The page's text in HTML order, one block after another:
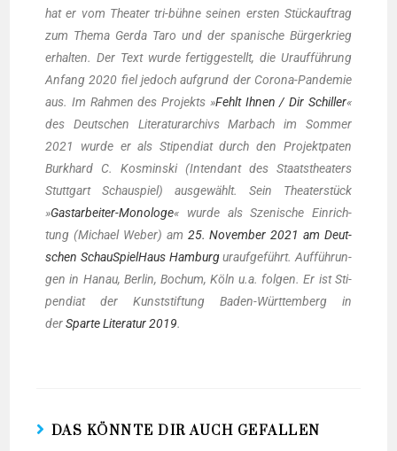
hat er vom Thea­ter tri-büh­ne sei­nen ers­ten Stück­auf­trag
zum The­ma Ger­da Taro und der spa­ni­sche Bür­ger­krieg
erhal­ten. Der Text wur­de fer­tig­ge­stellt, die Urauf­füh­rung
Anfang 2020 fiel jedoch auf­grund der Coro­na-Pan­de­mie
aus. Im Rah­men des Pro­jekts »Fehlt Ihnen / Dir Schil­ler«
des Deut­schen Lite­ra­tur­ar­chivs Mar­bach im Som­mer
2021 wur­de er als Sti­pen­di­at durch den Pro­jekt­pa­ten
Burk­hard C. Kos­min­ski (Inten­dant des Staats­thea­ters
Stutt­gart Schau­spiel) aus­ge­wählt. Sein Thea­ter­stück
»Gast­ar­bei­ter-Mono­lo­ge« wur­de als Sze­ni­sche Ein­rich­
tung (Micha­el Weber) am 25. Novem­ber 2021 am Deut­
schen Schau­Spiel­Haus Ham­burgurauf­ge­führt. Auf­füh­run­
gen in Hanau, Ber­lin, Bochum, Köln u.a. fol­gen. Er ist Sti­
pen­di­at der Kunst­stif­tung Baden-Würt­tem­berg in
derSpar­te Lite­ra­tur 2019.
DAS KÖNNTE DIR AUCH GEFALLEN